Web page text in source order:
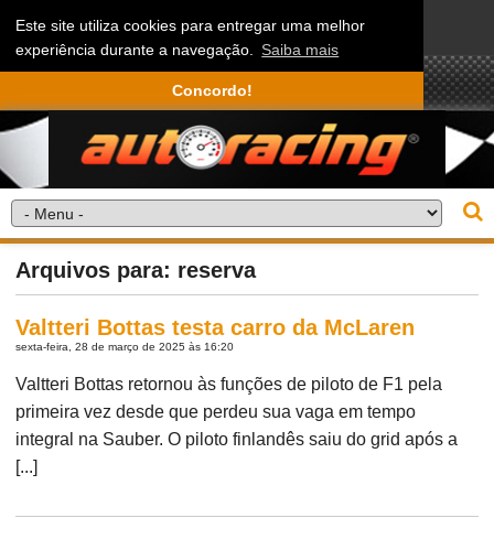
Este site utiliza cookies para entregar uma melhor
experiência durante a navegação. Saiba mais
Concordo!
Arquivos para: reserva
Valtteri Bottas testa carro da McLaren
sexta-feira, 28 de março de 2025 às 16:20
Valtteri Bottas retornou às funções de piloto de F1 pela
primeira vez desde que perdeu sua vaga em tempo
integral na Sauber. O piloto finlandês saiu do grid após a
[...]